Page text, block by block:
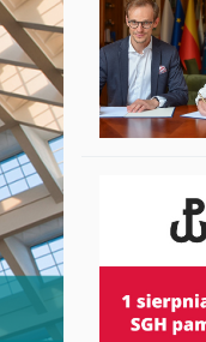
i doktoranci
międzynarodowa
z otoczeniem